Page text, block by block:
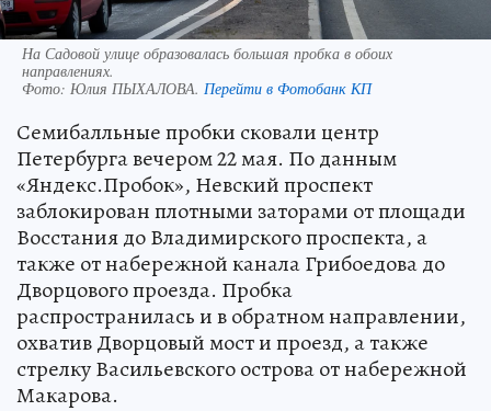
На Садовой улице образовалась большая пробка в обоих
направлениях.
Фото: Юлия ПЫХАЛОВА. Перейти в Фотобанк КП
Семибалльные пробки сковали центр
Петербурга вечером 22 мая. По данным
«Яндекс.Пробок», Невский проспект
заблокирован плотными заторами от площади
Восстания до Владимирского проспекта, а
также от набережной канала Грибоедова до
Дворцового проезда. Пробка
распространилась и в обратном направлении,
охватив Дворцовый мост и проезд, а также
стрелку Васильевского острова от набережной
Макарова.